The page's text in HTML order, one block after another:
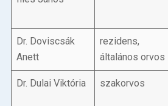
Dr. Doviscsák
Anett
rezidens,
általános orvos
Dr. Dulai Viktória szakorvos